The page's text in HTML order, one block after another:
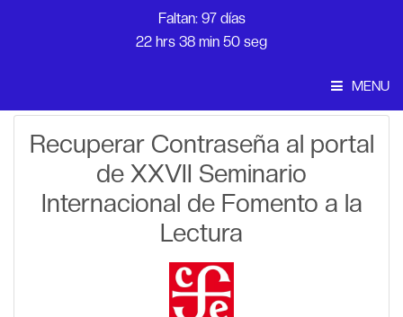
Faltan: 97 días
22 hrs 38 min 50 seg
MENU
Convocatoria
Recuperar Contraseña al portal
de XXVII Seminario
Internacional de Fomento a la
Lectura